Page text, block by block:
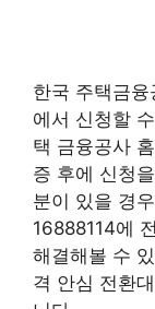
한국 주택금
에서 신청할
택 금융공사
증 후에 신청
분이 있을 경
16888114에
해결해볼 수
격 안심 전환